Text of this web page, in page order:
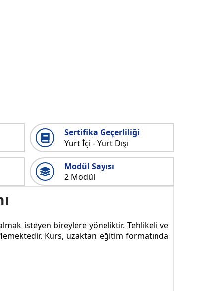
Sertifika Geçerliliği
Yurt İçi - Yurt Dışı
Modül Sayısı
2 Modül
isteyen bireylere yöneliktir. Tehlikeli ve
Kurs, uzaktan eğitim formatında